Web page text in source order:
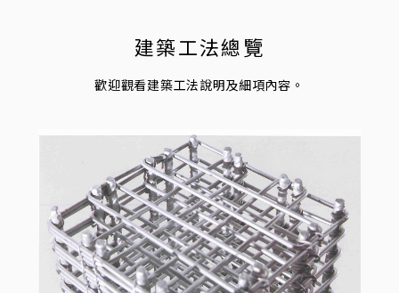
建築工法總覽
歡迎觀看建築工法說明及細項內容。